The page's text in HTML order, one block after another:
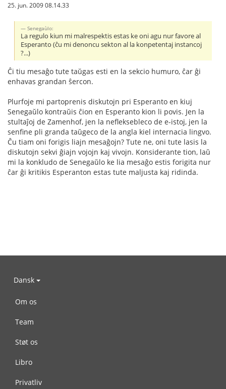
25. jun. 2009 08.14.33
Senegaùlo:
La regulo kiun mi malrespektis estas ke oni agu nur favore al
Esperanto (ĉu mi denoncu sekton al la konpetentaj instancoj
?...)
Ĉi tiu mesaĝo tute taŭgas esti en la sekcio humuro, ĉar ĝi
enhavas grandan ŝercon.
Plurfoje mi partoprenis diskutojn pri Esperanto en kiuj
Senegaŭlo kontraŭis ĉion en Esperanto kion li povis. Jen la
stultaĵoj de Zamenhof, jen la nefleksebleco de e-istoj, jen la
senfine pli granda taŭgeco de la angla kiel internacia lingvo.
Ĉu tiam oni forigis liajn mesaĝojn? Tute ne, oni tute lasis la
diskutojn sekvi ĝiajn vojojn kaj vivojn. Konsiderante tion, laŭ
mi la konkludo de Senegaŭlo ke lia mesaĝo estis forigita nur
ĉar ĝi kritikis Esperanton estas tute maljusta kaj ridinda.
Dansk
Om os
Team
Støt os
Libro
Privatliv